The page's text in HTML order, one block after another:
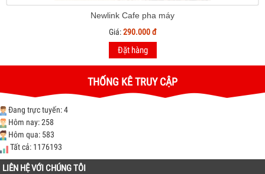
Newlink Cafe pha máy
Giá:290.000 đ
Đặt hàng
THỐNG KÊ TRUY CẬP
Đang trực tuyến: 4
Hôm nay: 258
Hôm qua: 583
Tất cả: 1176193
LIÊN HỆ VỚI CHÚNG TÔI